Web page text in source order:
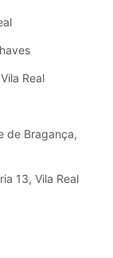
Real
de Bragança,
13, Vila Real